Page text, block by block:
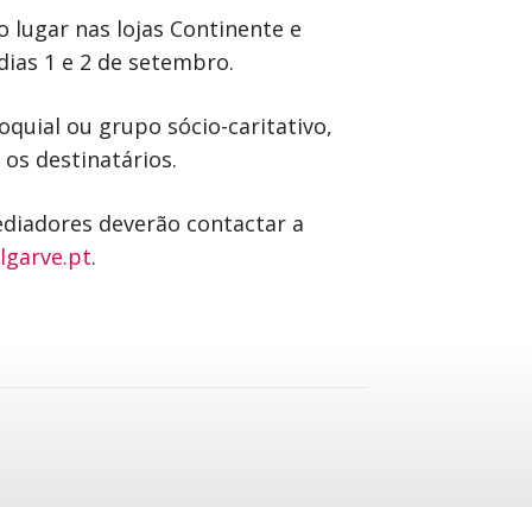
lugar nas lojas Continente e
1 e 2 de setembro.
ou grupo sócio-caritativo,
destinatários.
deverão contactar a
.